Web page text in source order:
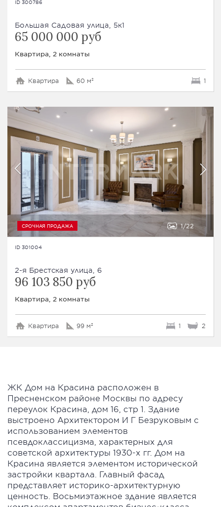
ID 300786
Большая Садовая улица, 5к1
65 000 000 руб
Квартира, 2 комнаты
Квартира 60 м² 1
СРОЧНАЯ ПРОДАЖА 1 22
ID 301004
2-я Брестская улица, 6
96 103 850 руб
Квартира, 2 комнаты
Квартира 99 м² 1 2
ЖК Дом на Красина расположен в
Пресненском районе Москвы по адресу
переулок Красина, дом 16, стр 1. Здание
выстроено Архитектором И Г Безруковым с
использованием элементов
псевдоклассицизма, характерных для
советской архитектуры 1930-х гг. Дом на
Красина является элементом исторической
застройки квартала. Главный фасад
представляет историко-архитектурную
ценность. Восьмиэтажное здание является